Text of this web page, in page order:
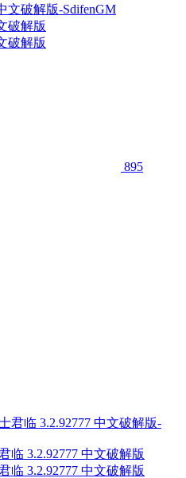
破解版
破解版
895
临 3.2.92777 中文破解版
临 3.2.92777 中文破解版